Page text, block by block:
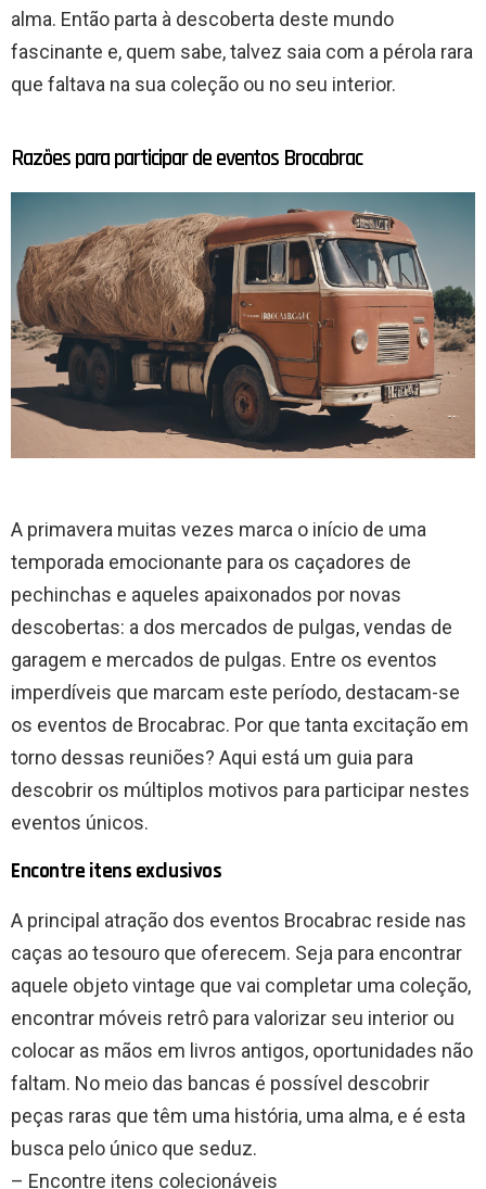
alma. Então parta à descoberta deste mundo
fascinante e, quem sabe, talvez saia com a pérola rara
que faltava na sua coleção ou no seu interior.
Razões para participar de eventos Brocabrac
A primavera muitas vezes marca o início de uma
temporada emocionante para os caçadores de
pechinchas e aqueles apaixonados por novas
descobertas: a dos mercados de pulgas, vendas de
garagem e mercados de pulgas. Entre os eventos
imperdíveis que marcam este período, destacam-se
os eventos de Brocabrac. Por que tanta excitação em
torno dessas reuniões? Aqui está um guia para
descobrir os múltiplos motivos para participar nestes
eventos únicos.
Encontre itens exclusivos
A principal atração dos eventos Brocabrac reside nas
caças ao tesouro que oferecem. Seja para encontrar
aquele objeto vintage que vai completar uma coleção,
encontrar móveis retrô para valorizar seu interior ou
colocar as mãos em livros antigos, oportunidades não
faltam. No meio das bancas é possível descobrir
peças raras que têm uma história, uma alma, e é esta
busca pelo único que seduz.
– Encontre itens colecionáveis